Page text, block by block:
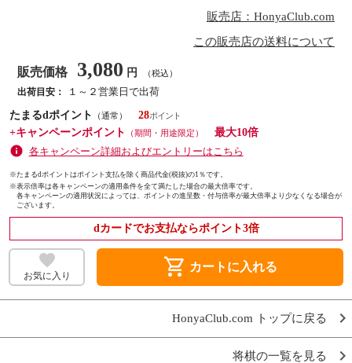
販売店：HonyaClub.com
この販売店の送料について
販売価格 3,080 円 （税込）
出荷目安：
１～２営業日で出荷
たまるdポイント
（通常）
28
+キャンペーンポイント
（期間・用途限定）
最大10倍
各キャンペーン詳細およびエントリーはこちら
※たまるdポイントはポイント支払を除く商品代金(税抜)の1％です。
※表示倍率は各キャンペーンの適用条件を全て満たした場合の最大倍率です。
各キャンペーンの適用状況によっては、ポイントの進呈数・付与倍率が最大倍率より少なくなる場合が
ございます。
dカードでお支払ならポイント3倍
お気に入り shopping_cart カートに入れる
HonyaClub.com トップに戻る
将棋の一覧を見る